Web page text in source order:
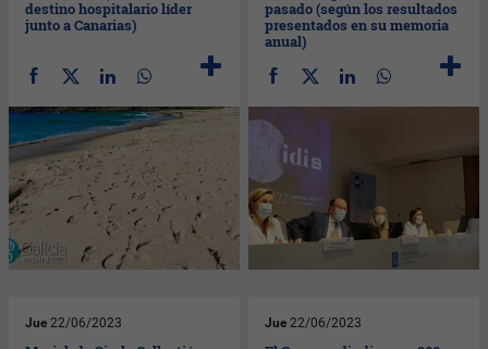
destino hospitalario líder
junto a Canarias)
pasado (según los resultados
presentados en su memoria
anual)
Jue 22/06/2023 Jue 22/06/2023